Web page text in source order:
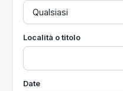
Località o titolo
Date